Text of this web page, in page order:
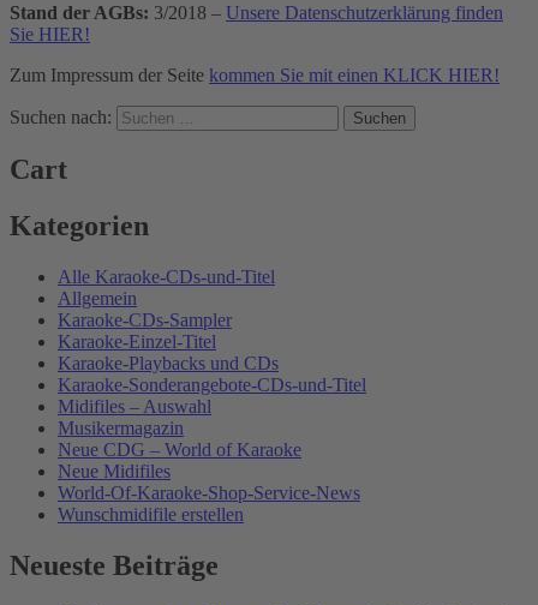
Stand der AGBs: 3/2018 – Unsere Datenschutzerklärung finden
Sie HIER!
Zum Impressum der Seite kommen Sie mit einen KLICK HIER!
Suchen nach:
Cart
Kategorien
Alle Karaoke-CDs-und-Titel
Allgemein
Karaoke-CDs-Sampler
Karaoke-Einzel-Titel
Karaoke-Playbacks und CDs
Karaoke-Sonderangebote-CDs-und-Titel
Midifiles – Auswahl
Musikermagazin
Neue CDG – World of Karaoke
Neue Midifiles
World-Of-Karaoke-Shop-Service-News
Wunschmidifile erstellen
Neueste Beiträge